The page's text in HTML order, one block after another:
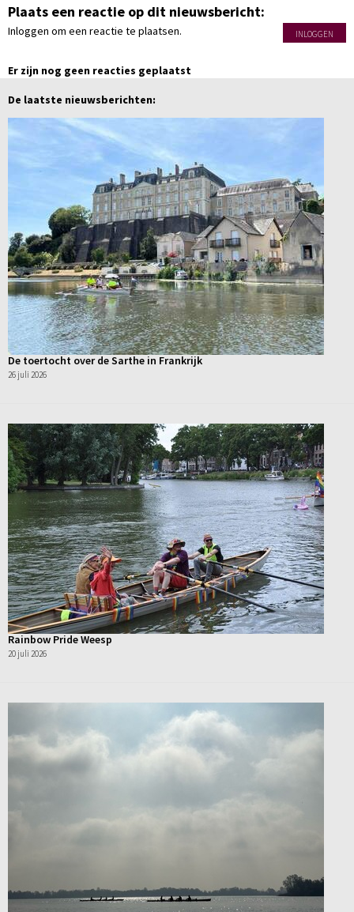
Plaats een reactie op dit nieuwsbericht:
Inloggen om een reactie te plaatsen. INLOGGEN
Er zijn nog geen reacties geplaatst
De laatste nieuwsberichten:
De toertocht over de Sarthe in Frankrijk
26 juli 2026
Rainbow Pride Weesp
20 juli 2026